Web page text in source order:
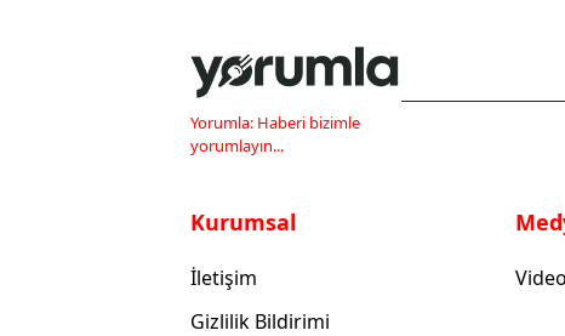
Yorumla: Haberi bizimle
yorumlayın...
Kurumsal
İletişim
Gizlilik Bildirimi